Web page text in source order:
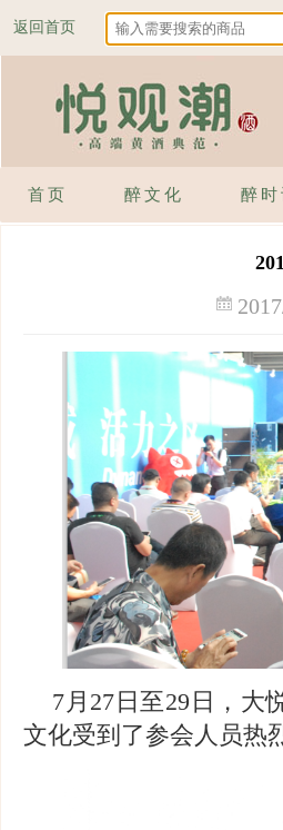
返回首页
首页 醉文化 醉时
7月27日至29日，大
文化受到了参会人员热